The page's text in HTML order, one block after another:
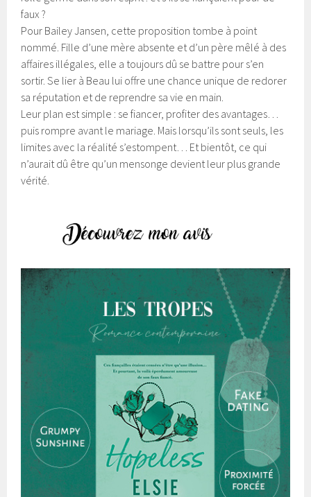
faux ?
Pour Bailey Jansen, cette proposition tombe à point
nommé. Fille d’une mère absente et d’un père mêlé à des
affaires illégales, elle a toujours dû se battre pour s’en
sortir. Se lier à Beau lui offre une chance unique de redorer
sa réputation et de reprendre sa vie en main.
Leur plan est simple : se fiancer, profiter des avantages…
puis rompre avant le mariage. Mais lorsqu’ils sont seuls, les
limites avec la réalité s’estompent… Et bientôt, ce qui
n’aurait dû être qu’un mensonge devient leur plus grande
vérité.